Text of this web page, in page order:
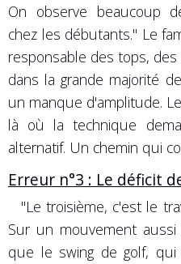
On observe beaucoup
chez les débutants." Le
responsable des tops,
dans la grande majorité
un manque d'amplitude.
là où la technique
alternatif. Un chemin qui
Erreur n°3 : Le déficit
"Le troisième, c'est le
Sur un mouvement
que le swing de golf, qui